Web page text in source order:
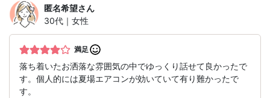
匿名希望さん
30代｜女性
満足
落ち着いたお洒落な雰囲気の中でゆっくり話せて良かったで
す。個人的には夏場エアコンが効いていて有り難かったで
す。